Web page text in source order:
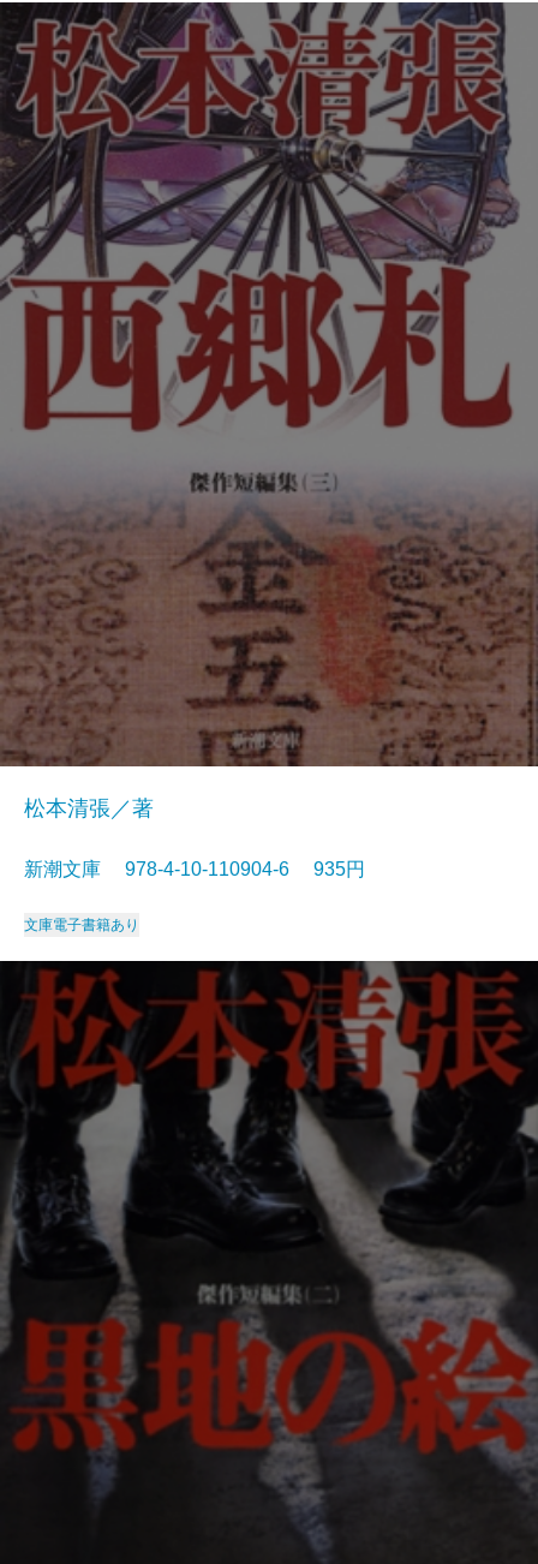
松本清張／著
新潮文庫 978-4-10-110904-6 935円
文庫電子書籍あり